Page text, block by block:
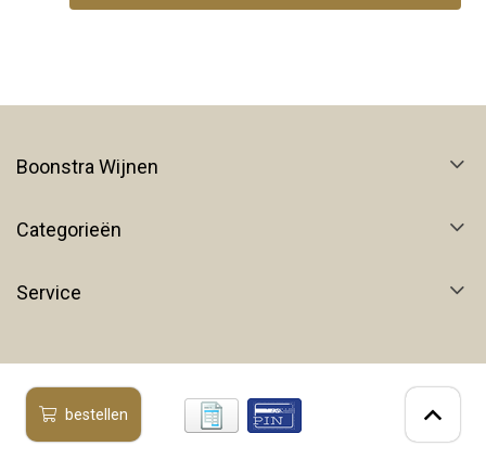
bestellen
Boonstra Wijnen
Categorieën
Service